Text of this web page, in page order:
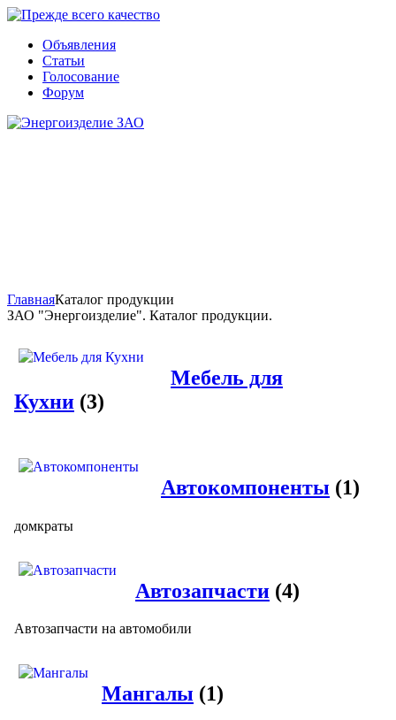
Объявления
Статьи
Голосование
Форум
ГлавнаяКаталог продукции
ЗАО "Энергоизделие". Каталог продукции.
Мебель для
Кухни (3)
Автокомпоненты (1)
домкраты
Автозапчасти (4)
Автозапчасти на автомобили
Мангалы (1)